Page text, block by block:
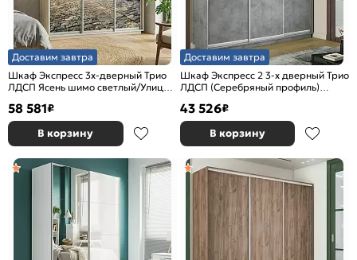
Доставим завтра
Шкаф Экспресс 3х-дверный Трио
ЛДСП Ясень шимо светлый/Улица
58 581₽
В корзину
Доставим завтра
Шкаф Экспресс 2 3-х дверный Трио
ЛДСП (Серебряный профиль)
43 526₽
В корзину